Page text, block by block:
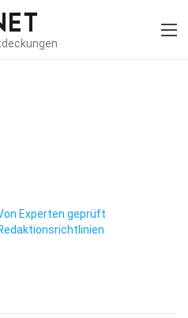
Experten geprüft